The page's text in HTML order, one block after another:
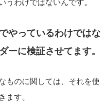
うわけではないんです。
やっているわけではな
ーに検証させてます。
ものに関しては、それを使
ます。